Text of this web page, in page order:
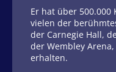
Er hat über
vielen der
der Carnegie Hall,
der Wembley
erhalten.